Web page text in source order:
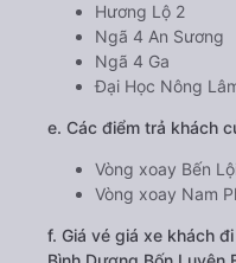
Hương Lộ 2
Ngã 4 An Sương
Ngã 4 Ga
Đại Học Nông
e. Các điểm trả khách
Vòng xoay Bến
Vòng xoay Nam
f. Giá vé giá xe khách